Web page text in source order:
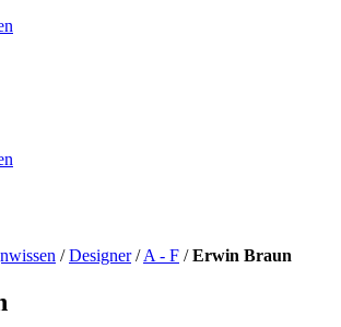
/Designer/A - F /Erwin Braun